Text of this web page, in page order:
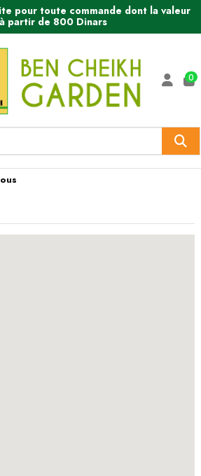
pour toute commande dont la valeur
partir de 800 Dinars
0